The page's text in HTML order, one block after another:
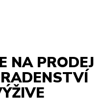
NA PRODEJ